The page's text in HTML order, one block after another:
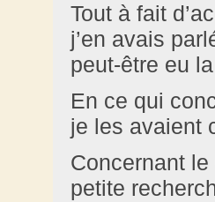
Tout à fait
j’en avais
peut-être eu
En ce qui
je les avaient
Concernant
petite